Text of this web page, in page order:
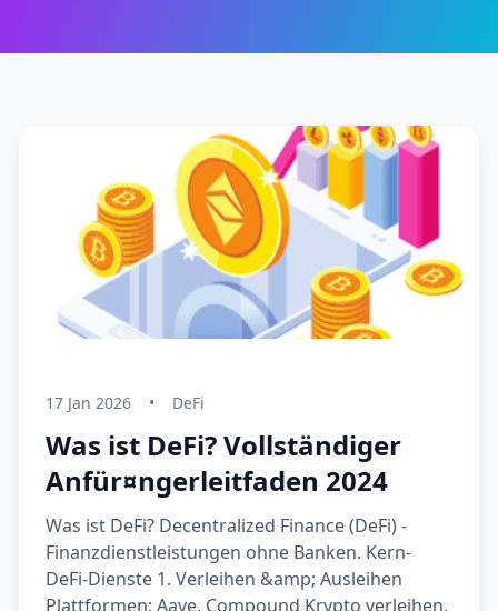
17 Jan 2026 • DeFi
Was ist DeFi? Vollständiger
Anfür¤ngerleitfaden 2024
Was ist DeFi? Decentralized Finance (DeFi) -
Finanzdienstleistungen ohne Banken. Kern-
DeFi-Dienste 1. Verleihen &amp; Ausleihen
Plattformen: Aave, Compound Krypto verleihen,